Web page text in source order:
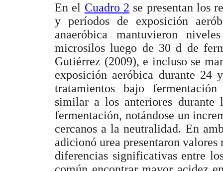
En el Cuadro 2 se presentan los
y períodos de exposición
anaeróbica mantuvieron
microsilos luego de 30 d de
Gutiérrez (2009), e incluso se
exposición aeróbica durante 24
tratamientos bajo
similar a los anteriores
fermentación, notándose un
cercanos a la neutralidad. En
adicionó urea presentaron
diferencias significativas entre